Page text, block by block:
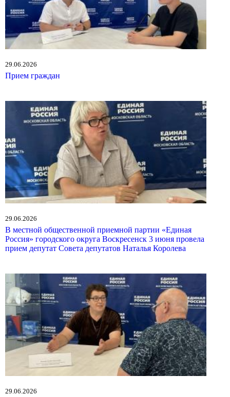
29.06.2026
Прием граждан
29.06.2026
В местной общественной приемной партии «Единая
Россия» городского округа Воскресенск 3 июня провела
прием депутат Совета депутатов Наталья Королева
29.06.2026